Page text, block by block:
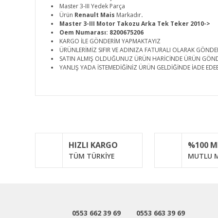
Master 3-III Yedek Parça
Ürün Renault Mais Markadır.
Master 3-III Motor Takozu Arka Tek Teker 2010->
Oem Numarası: 8200675206
KARGO İLE GÖNDERİM YAPMAKTAYIZ
ÜRÜNLERİMİZ SIFIR VE ADINIZA FATURALI OLARAK
SATIN ALMIŞ OLDUĞUNUZ ÜRÜN HARİCİNDE ÜRÜN
YANLIŞ YADA İSTEMEDİĞİNİZ ÜRÜN GELDİĞİNDE İADE
Ürün resmi kalitesiz, bozuk veya görüntülenemiyor.
Ürün açıklamasında eksik bilgiler bulunuyor.
Ürün bilgilerinde hatalar bulunuyor.
HIZLI KARGO
TÜM TÜRKİYE
%100
MUTLU
0553 662 39 69 0553 663 39 69